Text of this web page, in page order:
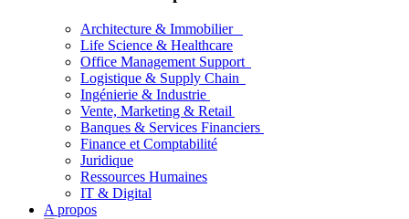
Architecture & Immobilier
Life Science & Healthcare
Office Management Support
Logistique & Supply Chain
Ingénierie & Industrie
Vente, Marketing & Retail
Banques & Services Financiers
Finance et Comptabilité
Juridique
Ressources Humaines
IT & Digital
A propos